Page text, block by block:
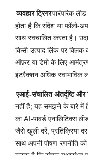
व्यवहार ट्रिगरपारंपरिक
होता है कि संदेश या फॉलो-
साथ स्वचालित करता है।
किसी उत्पाद लिंक पर
ऑफ़र या डेमो के लिए
इंटरैक्शन अधिक स्वाभाविक
एआई-संचालित अंतर्दृष्टि और
नहीं है; यह समझने के बारे में
का AI-पावर्ड एनालिटिक्स
जैसे खुली दरें, प्रतिक्रिया
साथ अपनी पोषण रणनीति